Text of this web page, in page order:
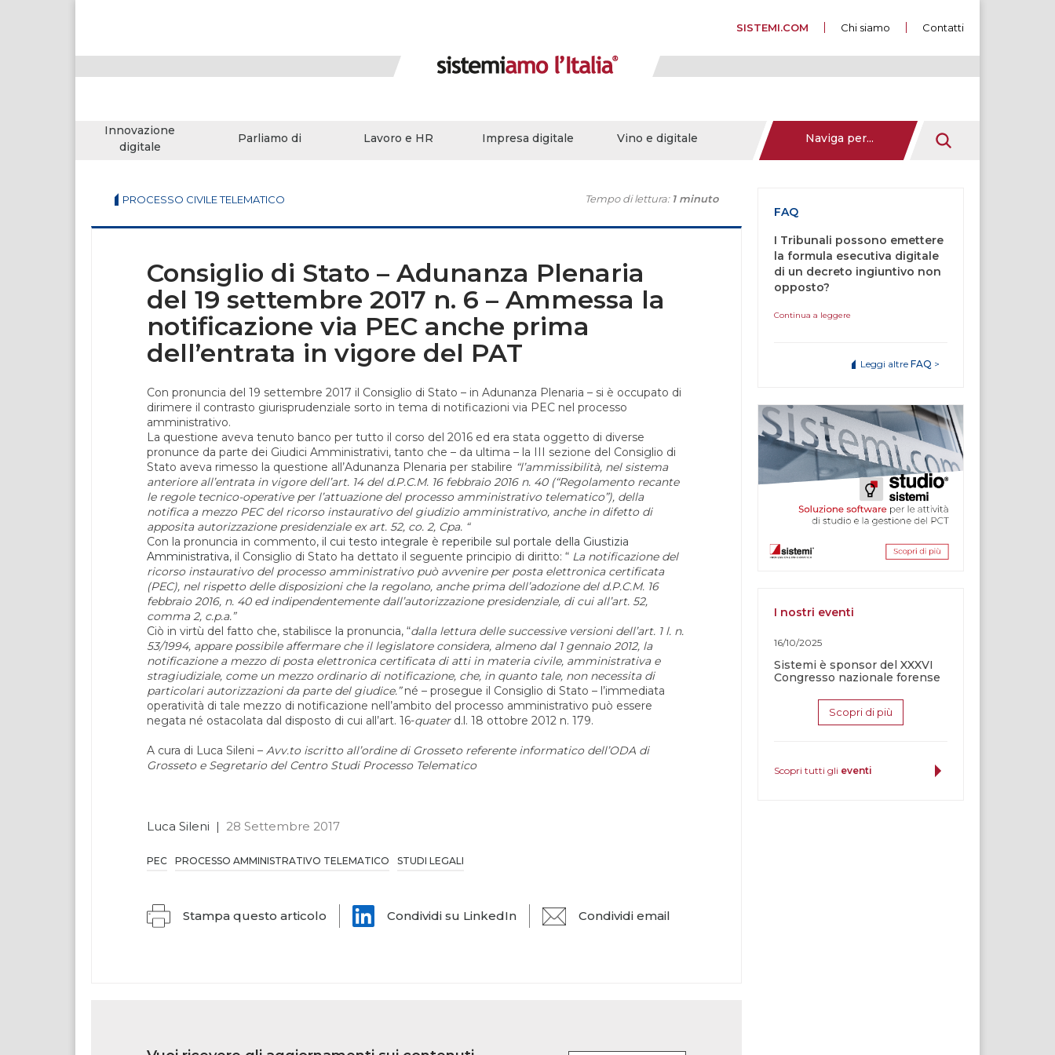
SISTEMI.COM Chi siamo Contatti
Innovazione
digitale
Parliamo di Lavoro e HR Impresa digitale Vino e digitale Naviga per...
PROCESSO CIVILE TELEMATICO Tempo di lettura: 1 minuto
Consiglio di Stato – Adunanza Plenaria
del 19 settembre 2017 n. 6 – Ammessa la
notificazione via PEC anche prima
dell’entrata in vigore del PAT
Con pronuncia del 19 settembre 2017 il Consiglio di Stato – in Adunanza Plenaria – si è occupato di
dirimere il contrasto giurisprudenziale sorto in tema di notificazioni via PEC nel processo
amministrativo.
La questione aveva tenuto banco per tutto il corso del 2016 ed era stata oggetto di diverse
pronunce da parte dei Giudici Amministrativi, tanto che – da ultima – la III sezione del Consiglio di
Stato aveva rimesso la questione all’Adunanza Plenaria per stabilire “l’ammissibilità, nel sistema
anteriore all’entrata in vigore dell’art. 14 del d.P.C.M. 16 febbraio 2016 n. 40 (“Regolamento recante
le regole tecnico-operative per l’attuazione del processo amministrativo telematico”), della
notifica a mezzo PEC del ricorso instaurativo del giudizio amministrativo, anche in difetto di
apposita autorizzazione presidenziale ex art. 52, co. 2, Cpa. “
Con la pronuncia in commento, il cui testo integrale è reperibile sul portale della Giustizia
Amministrativa, il Consiglio di Stato ha dettato il seguente principio di diritto: “ La notificazione del
ricorso instaurativo del processo amministrativo può avvenire per posta elettronica certificata
(PEC), nel rispetto delle disposizioni che la regolano, anche prima dell’adozione del d.P.C.M. 16
febbraio 2016, n. 40 ed indipendentemente dall’autorizzazione presidenziale, di cui all’art. 52,
comma 2, c.p.a.”
Ciò in virtù del fatto che, stabilisce la pronuncia, “dalla lettura delle successive versioni dell’art. 1 l. n.
53/1994, appare possibile affermare che il legislatore considera, almeno dal 1 gennaio 2012, la
notificazione a mezzo di posta elettronica certificata di atti in materia civile, amministrativa e
stragiudiziale, come un mezzo ordinario di notificazione, che, in quanto tale, non necessita di
particolari autorizzazioni da parte del giudice.”né – prosegue il Consiglio di Stato – l’immediata
operatività di tale mezzo di notificazione nell’ambito del processo amministrativo può essere
negata né ostacolata dal disposto di cui all’art. 16-quater d.l. 18 ottobre 2012 n. 179.
A cura di Luca Sileni – Avv.to iscritto all’ordine di Grosseto referente informatico dell’ODA di
Grosseto e Segretario del Centro Studi Processo Telematico
Luca Sileni | 28 Settembre 2017
PEC PROCESSO AMMINISTRATIVO TELEMATICO STUDI LEGALI
Stampa questo articolo Condividi su LinkedIn Condividi email
FAQ
I Tribunali possono emettere
la formula esecutiva digitale
di un decreto ingiuntivo non
opposto?
Continua a leggere
Leggi altre FAQ >
I nostri eventi
16/10/2025
Sistemi è sponsor del XXXVI
Congresso nazionale forense
Scopri di più
Scopri tutti gli eventi